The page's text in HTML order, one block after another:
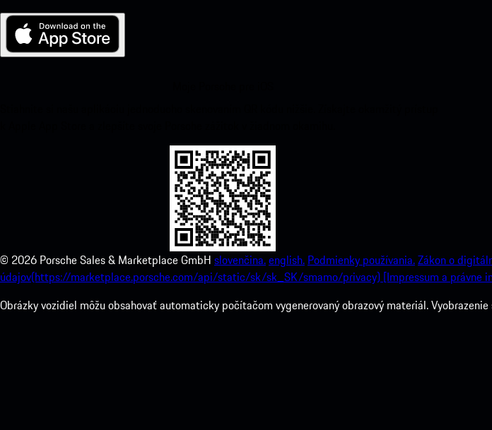
© 2026 Porsche Sales & Marketplace GmbH slovenčina.english. Podmienky používania.Zákon o
údajov(https://marketplace.porsche.com/api/static/sk/sk_SK/smamo/privacy) [Impressum a právne
Obrázky vozidiel môžu obsahovať automaticky počítačom vygenerovaný obrazový materiál.